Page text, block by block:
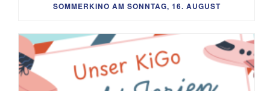
SOMMERKINO AM SONNTAG, 16. AUGUST